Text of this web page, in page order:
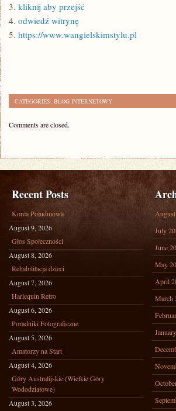
3. kliknij aby przejść
4. odwiedź witrynę
5. https://www.wangielskimstylu.pl
CATEGORIES: BLOG INTERNETOWY
Comments are closed.
Recent Posts
Korea Południowa
August 9, 2026
Głos Społeczności
August 8, 2026
Rehabilitacja dzieci
August 7, 2026
Harlequin Retro
August 6, 2026
Poradniki Fotograficzne
August 5, 2026
Amatorzy na Start
August 4, 2026
Góry Australijskie (Wielkie Góry
Wododziałowe)
August 3, 2026
July
June
May
April
March